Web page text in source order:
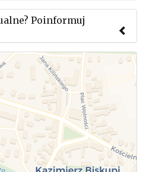
Poinformuj
przesłać informację o
mityngu.